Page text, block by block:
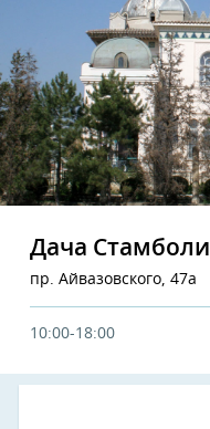
Дача Стамболи
пр. Айвазовского, 47а
10:00-18:00